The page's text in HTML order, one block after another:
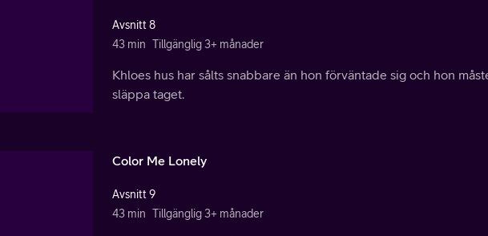
Avsnitt 8
43 min Tillgänglig 3+ månader
Khloes hus har sålts snabbare än hon förväntade sig och hon
släppa taget.
Color Me Lonely
Avsnitt 9
43 min Tillgänglig 3+ månader